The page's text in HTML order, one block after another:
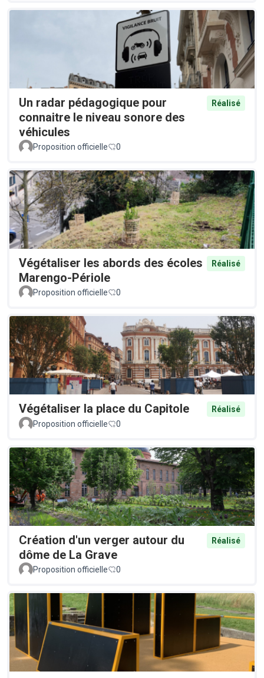
Un radar pédagogique pour
connaitre le niveau sonore des
véhicules
Réalisé
Proposition officielle 0
Végétaliser les abords des écoles
Marengo-Périole
Réalisé
Proposition officielle 0
Végétaliser la place du Capitole
Réalisé
Proposition officielle
0
Création d'un verger autour du
dôme de La Grave
Réalisé
Proposition officielle 0